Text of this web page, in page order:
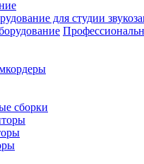
для студии
сборки